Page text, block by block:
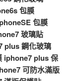
包膜
包膜
玻璃貼
plus 鋼化玻璃
iphone7 plus 保
可防水滿版